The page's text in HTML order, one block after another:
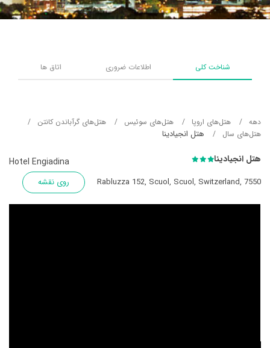
شناخت کلی اطلاعات ضروری اتاق ها
دهه هتل‌های اروپا هتل‌های سوئیس
هتل‌های گرآباندن کانتن
هتل‌های سال
هتل انجیادینا
هتل انجیادینا Hotel Engiadina
Rabluzza 152, Scuol, Scuol, Switzerland, 7550 روی نقشه